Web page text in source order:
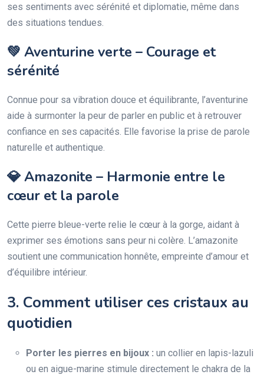
ses sentiments avec sérénité et diplomatie, même dans
des situations tendues.
💚 Aventurine verte – Courage et
sérénité
Connue pour sa vibration douce et équilibrante, l’aventurine
aide à surmonter la peur de parler en public et à retrouver
confiance en ses capacités. Elle favorise la prise de parole
naturelle et authentique.
💎 Amazonite – Harmonie entre le
cœur et la parole
Cette pierre bleue-verte relie le cœur à la gorge, aidant à
exprimer ses émotions sans peur ni colère. L’amazonite
soutient une communication honnête, empreinte d’amour et
d’équilibre intérieur.
3. Comment utiliser ces cristaux au
quotidien
Porter les pierres en bijoux : un collier en lapis-lazuli
ou en aigue-marine stimule directement le chakra de la